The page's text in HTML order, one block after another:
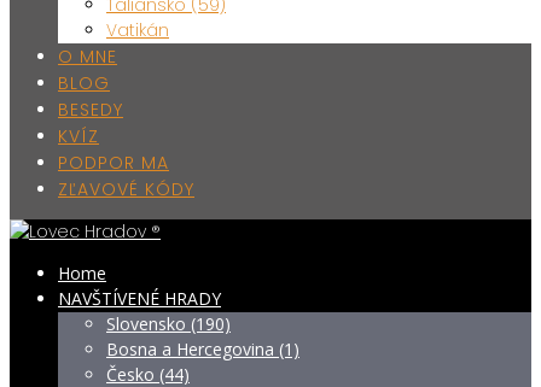
Taliansko (59)
Vatikán
O MNE
BLOG
BESEDY
KVÍZ
PODPOR MA
ZĽAVOVÉ KÓDY
Home
NAVŠTÍVENÉ HRADY
Slovensko (190)
Bosna a Hercegovina (1)
Česko (44)